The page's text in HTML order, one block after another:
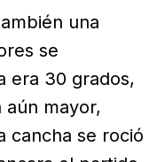
una
se
era 30 grados,
mayor,
cancha se roció